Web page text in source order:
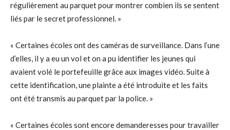
régulièrement au parquet pour montrer combien ils se sentent
liés par le secret professionnel. »
« Certaines écoles ont des caméras de surveillance. Dans l’une
d’elles, il y a eu un vol et on a pu identifier les jeunes qui
avaient volé le portefeuille grâce aux images vidéo. Suite à
cette identification, une plainte a été introduite et les faits
ont été transmis au parquet par la police. »
« Certaines écoles sont encore demanderesses pour travailler